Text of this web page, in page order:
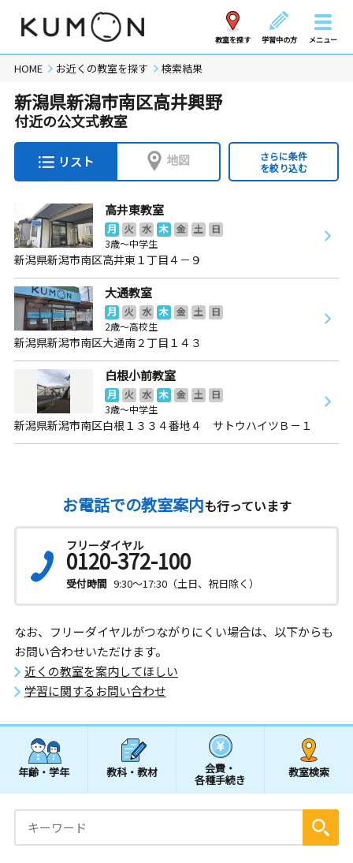
教室を探す 学習中の方 メニュー
HOME お近くの教室を探す 検索結果
新潟県新潟市南区高井興野
付近の公文式教室
リスト 地図
さらに条件
を絞り込む
高井東教室
月 火 水 木 金 土
日
3歳～中学生
新潟県新潟市南区高井東１丁目４－９
大通教室
月 火 水 木 金 土
日
2歳～高校生
新潟県新潟市南区大通南２丁目１４３
白根小前教室
月 火 水 木 金 土
日
3歳～中学生
新潟県新潟市南区白根１３３４番地４ サトウハイツＢ－１
お電話での教室案内も行っています
フリーダイヤル
0120-372-100
受付時間 9:30～17:30（土日、祝日除く）
なお、フリーダイヤルがつながりにくい場合は、以下からも
お問い合わせいただけます。
近くの教室を案内してほしい
学習に関するお問い合わせ
年齢・学年 教科・教材 会費・
各種手続き
教室検索